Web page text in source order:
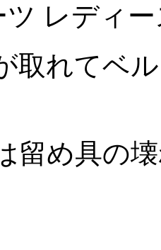
ツ レディ
取れてベ
留め具の